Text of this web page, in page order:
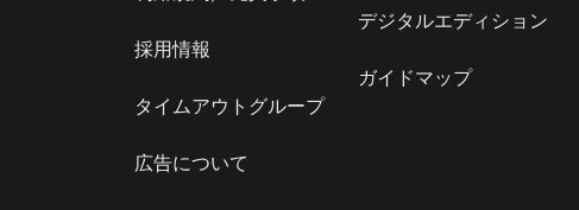
採用情報
タイムアウトグループ
広告について
デジタルエディション
ガイドマップ